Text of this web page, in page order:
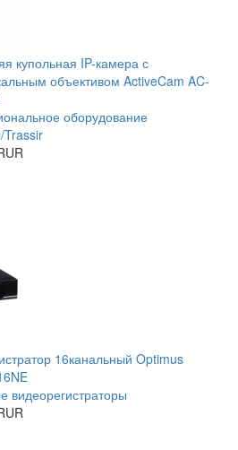
купольная IP-камера с
объективом ActiveCam AC-
оборудование
Trassir
16канальный Optimus
видеорегистраторы